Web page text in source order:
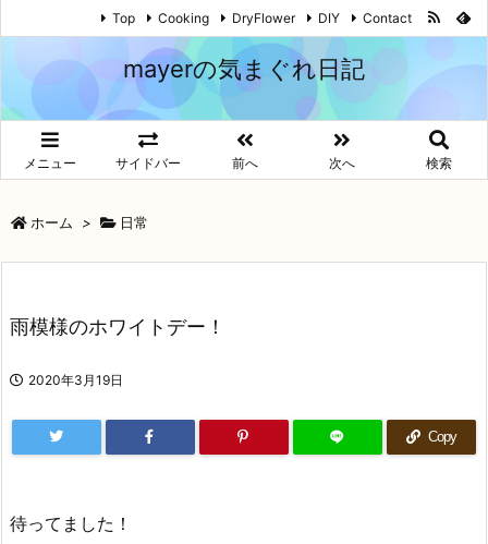
mayerの気まぐれ日記
メニュー サイドバー 前へ 次へ 検索
Top Cooking DryFlower DIY Contact
ホーム > 日常
雨模様のホワイトデー！
2020年3月19日
Copy
待ってました！